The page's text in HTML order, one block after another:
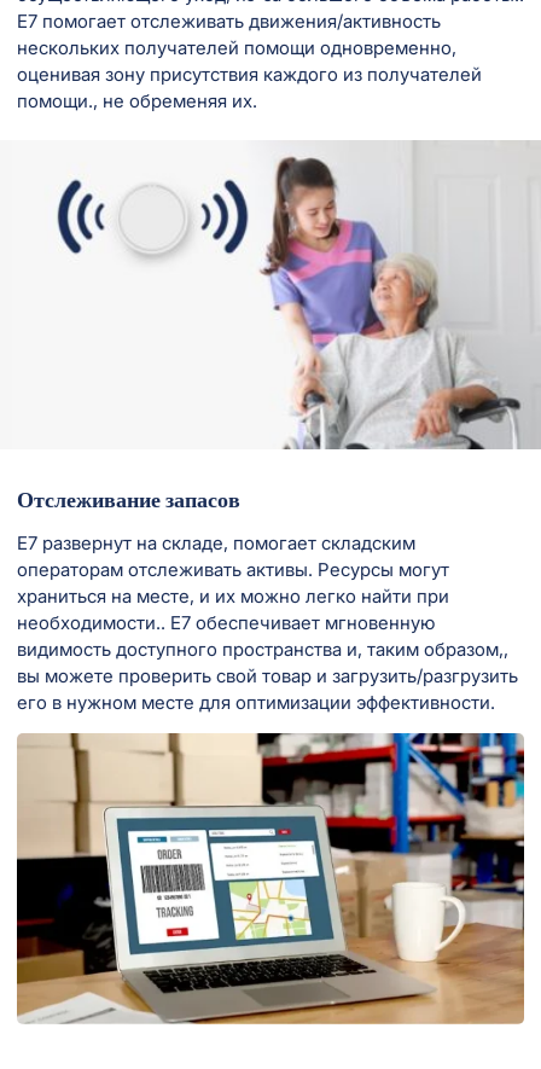
E7 помогает отслеживать движения/активность
нескольких получателей помощи одновременно,
оценивая зону присутствия каждого из получателей
помощи., не обременяя их.
Отслеживание запасов
E7 развернут на складе, помогает складским
операторам отслеживать активы. Ресурсы могут
храниться на месте, и их можно легко найти при
необходимости.. E7 обеспечивает мгновенную
видимость доступного пространства и, таким образом,,
вы можете проверить свой товар и загрузить/разгрузить
его в нужном месте для оптимизации эффективности.